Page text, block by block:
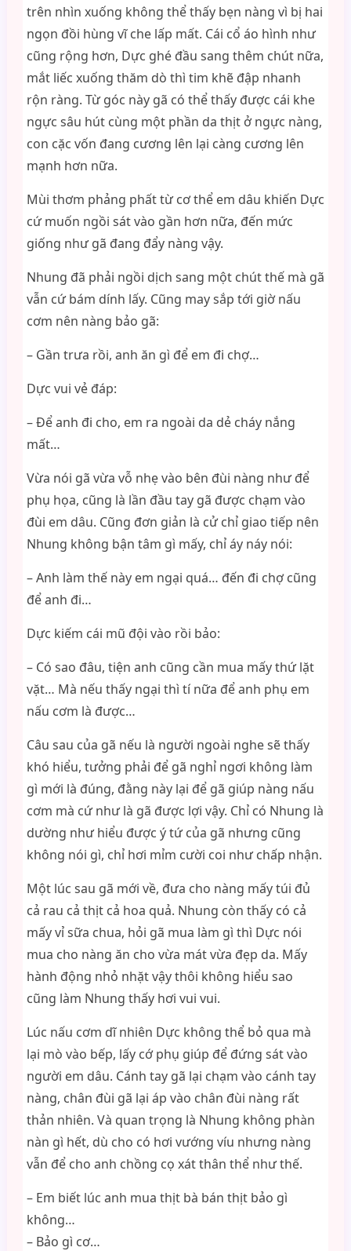
trên nhìn xuống không thể thấy bẹn nàng vì bị hai
ngọn đồi hùng vĩ che lấp mất. Cái cổ áo hình như
cũng rộng hơn, Dực ghé đầu sang thêm chút nữa,
mắt liếc xuống thăm dò thì tim khẽ đập nhanh
rộn ràng. Từ góc này gã có thể thấy được cái khe
ngực sâu hút cùng một phần da thịt ở ngực nàng,
con cặc vốn đang cương lên lại càng cương lên
mạnh hơn nữa.
Mùi thơm phảng phất từ cơ thể em dâu khiến Dực
cứ muốn ngồi sát vào gần hơn nữa, đến mức
giống như gã đang đẩy nàng vậy.
Nhung đã phải ngồi dịch sang một chút thế mà gã
vẫn cứ bám dính lấy. Cũng may sắp tới giờ nấu
cơm nên nàng bảo gã:
– Gần trưa rồi, anh ăn gì để em đi chợ…
Dực vui vẻ đáp:
– Để anh đi cho, em ra ngoài da dẻ cháy nắng
mất…
Vừa nói gã vừa vỗ nhẹ vào bên đùi nàng như để
phụ họa, cũng là lần đầu tay gã được chạm vào
đùi em dâu. Cũng đơn giản là cử chỉ giao tiếp nên
Nhung không bận tâm gì mấy, chỉ áy náy nói:
– Anh làm thế này em ngại quá… đến đi chợ cũng
để anh đi…
Dực kiếm cái mũ đội vào rồi bảo:
– Có sao đâu, tiện anh cũng cần mua mấy thứ lặt
vặt… Mà nếu thấy ngại thì tí nữa để anh phụ em
nấu cơm là được…
Câu sau của gã nếu là người ngoài nghe sẽ thấy
khó hiểu, tưởng phải để gã nghỉ ngơi không làm
gì mới là đúng, đằng này lại để gã giúp nàng nấu
cơm mà cứ như là gã được lợi vậy. Chỉ có Nhung là
dường như hiểu được ý tứ của gã nhưng cũng
không nói gì, chỉ hơi mỉm cười coi như chấp nhận.
Một lúc sau gã mới về, đưa cho nàng mấy túi đủ
cả rau cả thịt cả hoa quả. Nhung còn thấy có cả
mấy vỉ sữa chua, hỏi gã mua làm gì thì Dực nói
mua cho nàng ăn cho vừa mát vừa đẹp da. Mấy
hành động nhỏ nhặt vậy thôi không hiểu sao
cũng làm Nhung thấy hơi vui vui.
Lúc nấu cơm dĩ nhiên Dực không thể bỏ qua mà
lại mò vào bếp, lấy cớ phụ giúp để đứng sát vào
người em dâu. Cánh tay gã lại chạm vào cánh tay
nàng, chân đùi gã lại áp vào chân đùi nàng rất
thản nhiên. Và quan trọng là Nhung không phàn
nàn gì hết, dù cho có hơi vướng víu nhưng nàng
vẫn để cho anh chồng cọ xát thân thể như thế.
– Em biết lúc anh mua thịt bà bán thịt bảo gì
không…
– Bảo gì cơ…